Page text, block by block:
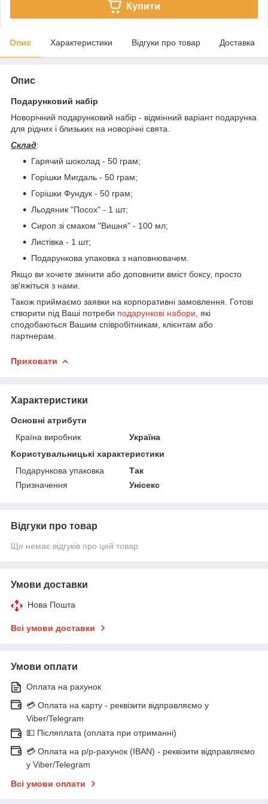
Купити
Опис Характеристики Відгуки про товар Доставка
Опис
Подарунковий набір
Новорічний подарунковий набір - відмінний варіант подарунка
для рідних і близьких на новорічні свята.
Склад:
Гарячий шоколад - 50 грам;
Горішки Мигдаль - 50 грам;
Горішки Фундук - 50 грам;
Льодяник "Посох" - 1 шт;
Сироп зі смаком "Вишня" - 100 мл;
Листівка - 1 шт;
Подарункова упаковка з наповнювачем.
Якщо ви хочете змінити або доповнити вміст боксу, просто
зв'яжіться з нами.
Також приймаємо заявки на корпоративні замовлення. Готові
створити під Ваші потреби подарункові набори , які
сподобаються Вашим співробітникам, клієнтам або
партнерам.
Приховати
Характеристики
Основні атрибути
Країна виробник
Україна
Користувальницькі характеристики
Подарункова упаковка
Так
Призначення
Унісекс
Відгуки про товар
Ще немає відгуків про цей товар
Умови доставки
Нова Пошта
Всі умови доставки
Умови оплати
Оплата на рахунок
💳 Оплата на карту - реквізити відправляємо у
Viber/Telegram
💵 Післяплата (оплата при отриманні)
💳 Оплата на р/р-рахунок (IBAN) - реквізити відправляємо
у Viber/Telegram
Всі умови оплати